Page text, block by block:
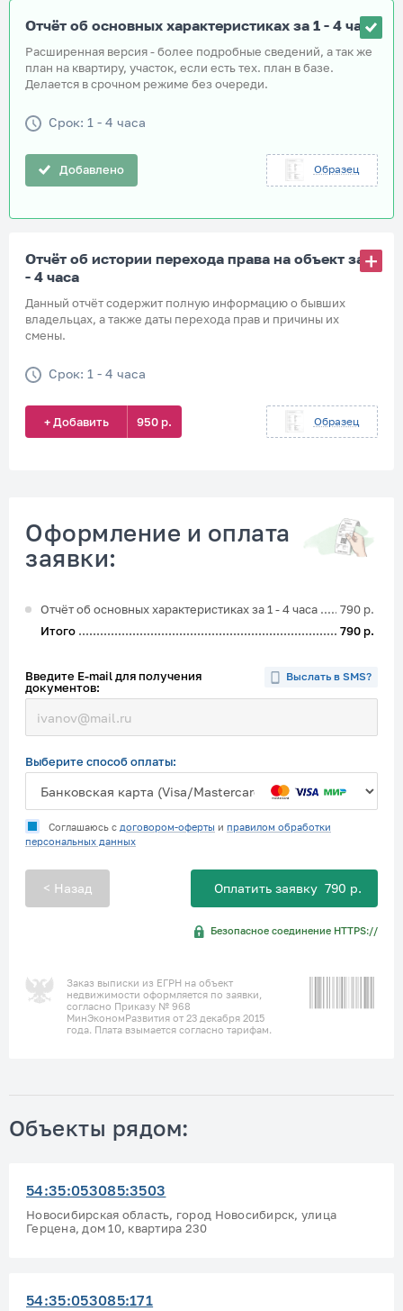
Образец
Отчёт об основных характеристиках за 1 - 4 часа
Расширенная версия - более подробные сведений, а так же
план на квартиру, участок, если есть тех. план в базе.
Делается в срочном режиме без очереди.
Срок: 1 - 4 часа
Добавлено
Образец
Отчёт об истории перехода права на объект за 1
- 4 часа
Данный отчёт содержит полную информацию о бывших
владельцах, а также даты перехода прав и причины их
смены.
Срок: 1 - 4 часа
+ Добавить 950 р.
Оформление и оплата
заявки:
790 р.
Отчёт об основных характеристиках за 1 - 4 часа
790 р.
Итого
Выслать в SMS?
Введите E-mail для получения
документов:
Выберите способ оплаты:
Соглашаюсь с договором-оферты и правилом обработки
персональных данных
< Назад Оплатить заявку 790 р.
Безопасное соединение HTTPS://
Заказ выписки из ЕГРН на объект
недвижимости оформляется по заявки,
согласно Приказу № 968
МинЭкономРазвития от 23 декабря 2015
года. Плата взымается согласно тарифам.
Объекты рядом:
54:35:053085:3503
Новосибирская область, город Новосибирск, улица
Герцена, дом 10, квартира 230
54:35:053085:171